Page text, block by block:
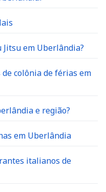
Jitsu em Uberlândia?
colônia de férias em
e região?
em Uberlândia
italianos de